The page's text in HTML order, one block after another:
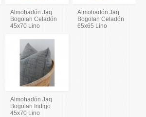
Almohadón Jaq
Bogolan Celadón
45x70 Lino
Almohadón Jaq
Bogolan Celadón
65x65 Lino
Almohadón Jaq
Bogolan Indigo
45x70 Lino